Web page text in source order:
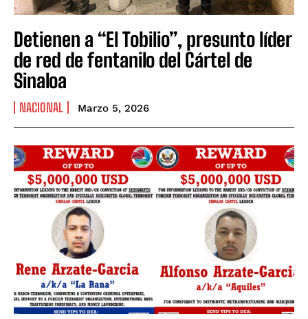
Detienen a “El Tobilio”, presunto líder
de red de fentanilo del Cártel de
Sinaloa
NACIONAL Marzo 5, 2026